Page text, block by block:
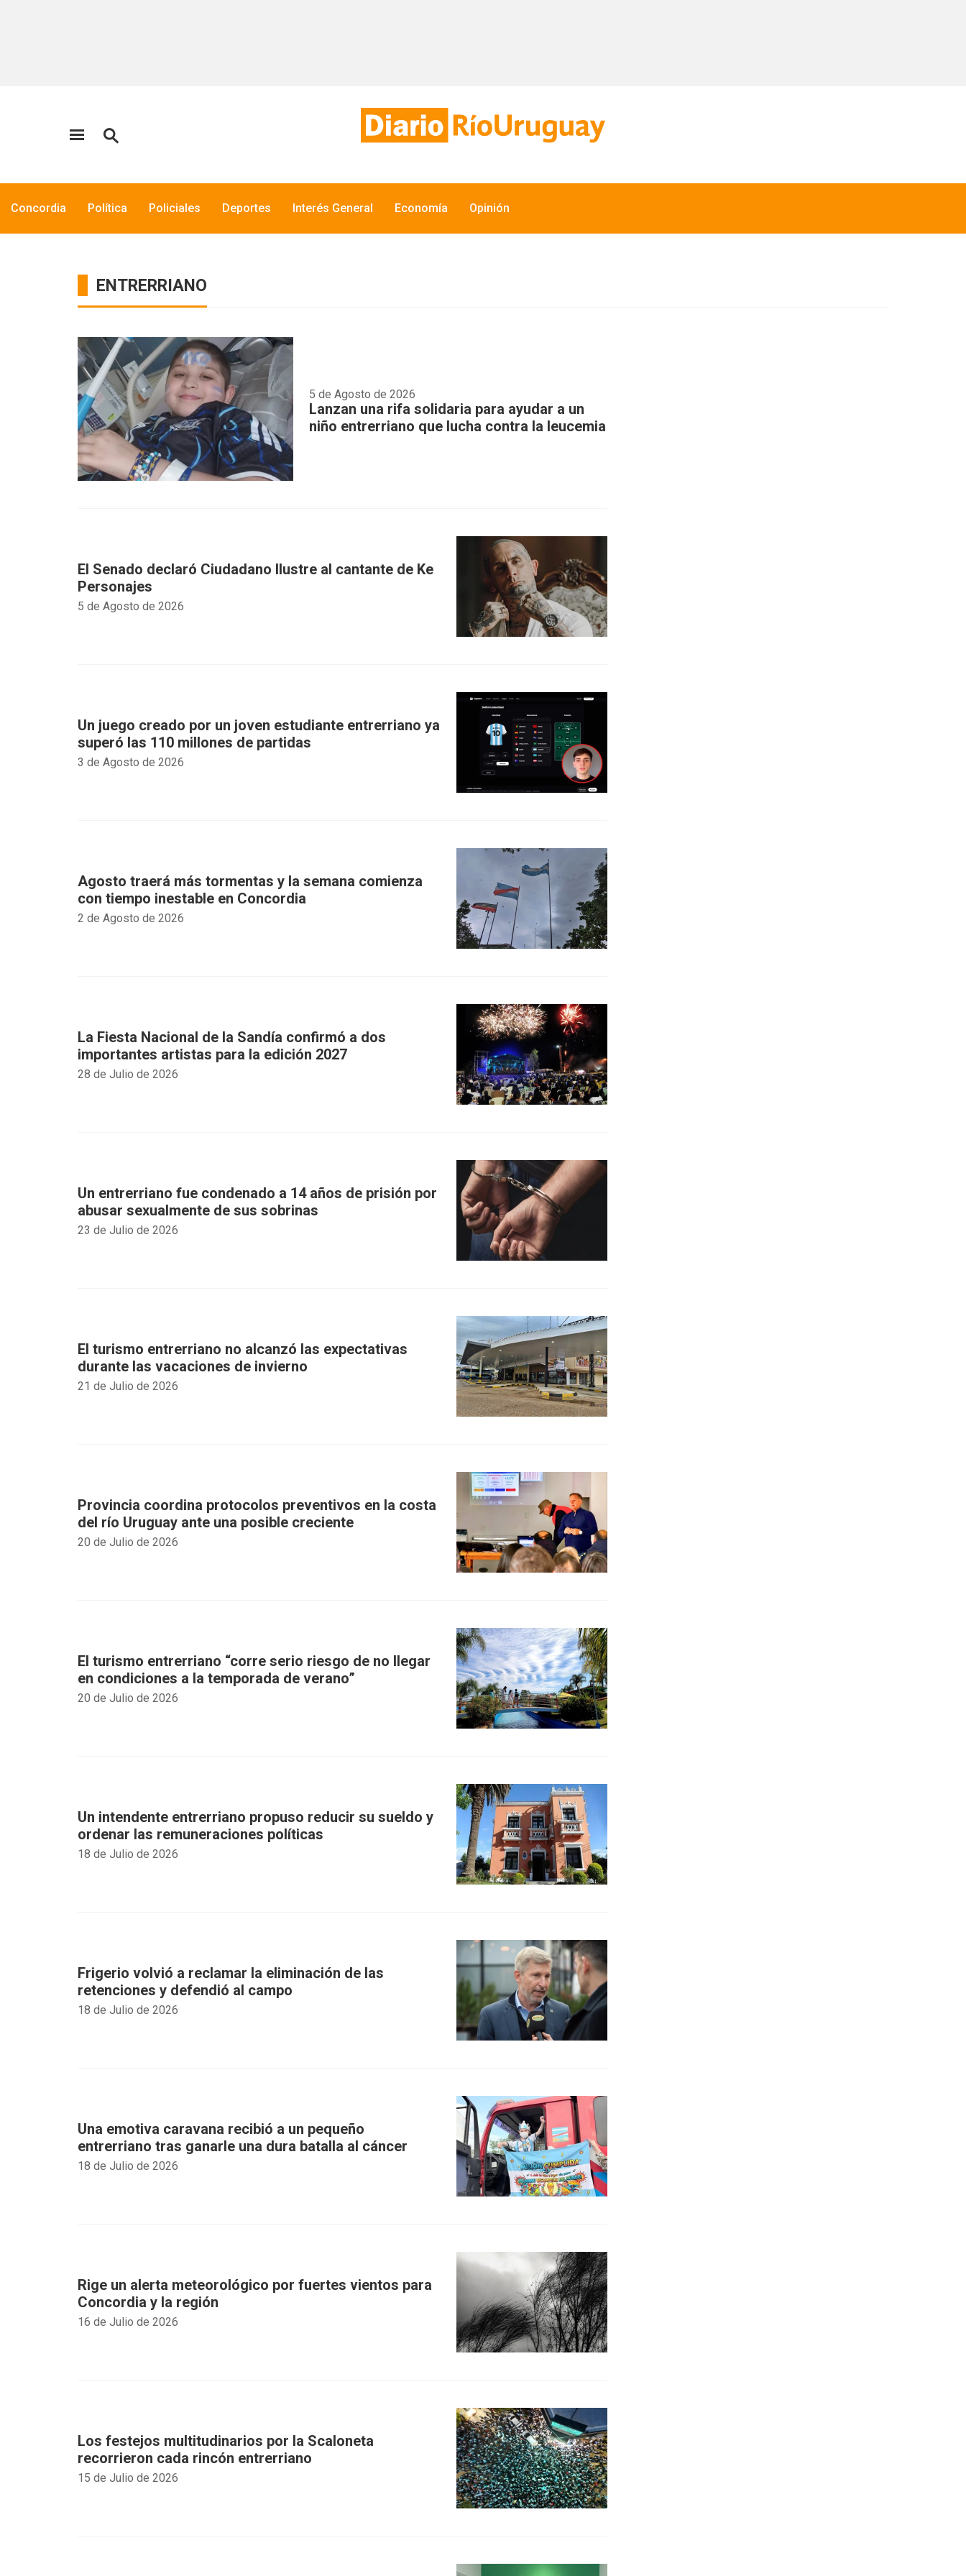
Concordia Política Policiales Deportes Interés General Economía Opinión
ENTRERRIANO
5 de Agosto de 2026
Lanzan una rifa solidaria para ayudar a un
niño entrerriano que lucha contra la leucemia
5 de Agosto de 2026
El Senado declaró Ciudadano Ilustre al cantante de Ke
Personajes
3 de Agosto de 2026
Un juego creado por un joven estudiante entrerriano ya
superó las 110 millones de partidas
2 de Agosto de 2026
Agosto traerá más tormentas y la semana comienza
con tiempo inestable en Concordia
28 de Julio de 2026
La Fiesta Nacional de la Sandía confirmó a dos
importantes artistas para la edición 2027
23 de Julio de 2026
Un entrerriano fue condenado a 14 años de prisión por
abusar sexualmente de sus sobrinas
21 de Julio de 2026
El turismo entrerriano no alcanzó las expectativas
durante las vacaciones de invierno
20 de Julio de 2026
Provincia coordina protocolos preventivos en la costa
del río Uruguay ante una posible creciente
20 de Julio de 2026
El turismo entrerriano “corre serio riesgo de no llegar
en condiciones a la temporada de verano”
18 de Julio de 2026
Un intendente entrerriano propuso reducir su sueldo y
ordenar las remuneraciones políticas
18 de Julio de 2026
Frigerio volvió a reclamar la eliminación de las
retenciones y defendió al campo
18 de Julio de 2026
Una emotiva caravana recibió a un pequeño
entrerriano tras ganarle una dura batalla al cáncer
16 de Julio de 2026
Rige un alerta meteorológico por fuertes vientos para
Concordia y la región
15 de Julio de 2026
Los festejos multitudinarios por la Scaloneta
recorrieron cada rincón entrerriano